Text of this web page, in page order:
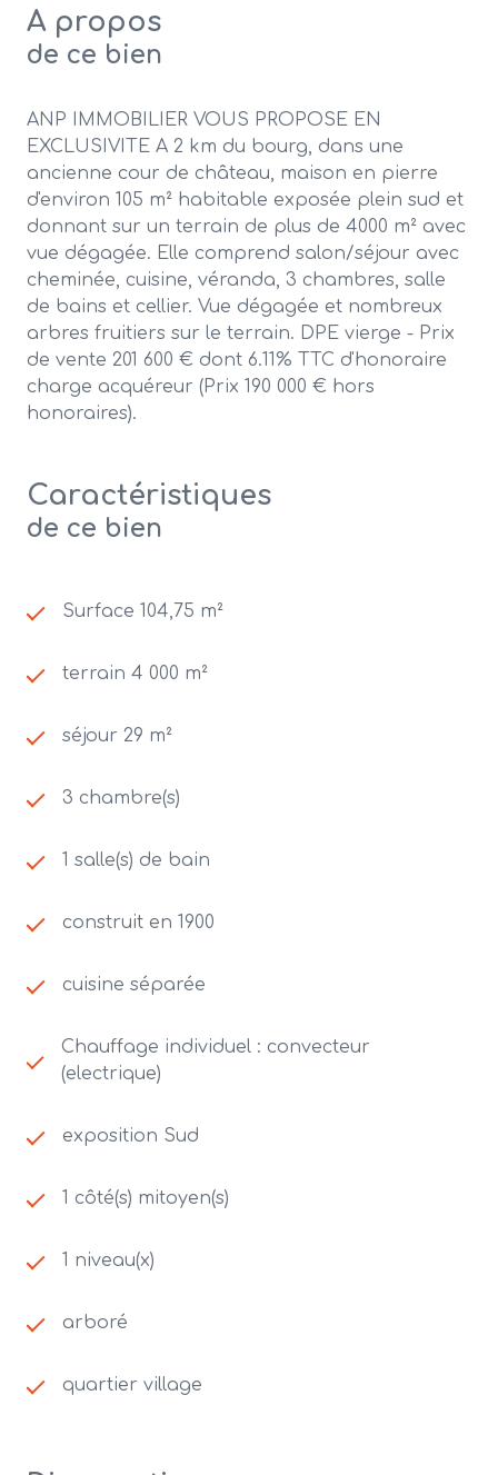
A propos
de ce bien
ANP IMMOBILIER VOUS PROPOSE EN
EXCLUSIVITE A 2 km du bourg, dans une
ancienne cour de château, maison en pierre
d'environ 105 m² habitable exposée plein sud et
donnant sur un terrain de plus de 4000 m² avec
vue dégagée. Elle comprend salon/séjour avec
cheminée, cuisine, véranda, 3 chambres, salle
de bains et cellier. Vue dégagée et nombreux
arbres fruitiers sur le terrain. DPE vierge - Prix
de vente 201 600 € dont 6.11% TTC d'honoraire
charge acquéreur (Prix 190 000 € hors
honoraires).
Caractéristiques
de ce bien
Surface 104,75 m²
terrain 4 000 m²
séjour 29 m²
3 chambre(s)
1 salle(s) de bain
construit en 1900
cuisine séparée
Chauffage individuel : convecteur
(electrique)
exposition Sud
1 côté(s) mitoyen(s)
1 niveau(x)
arboré
quartier village